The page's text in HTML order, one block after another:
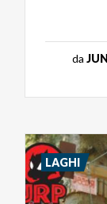
da
LAGHI